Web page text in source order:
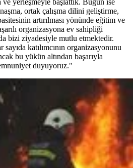
ve yerleşmeyle başlattık. Bugün ise
ortak çalışma dilini geliştirme,
artırılması yönünde eğitim ve
organizasyona ev sahipliği
bizi ziyadesiyle mutlu etmektedir.
katılımcının organizasyonunu
bu yükün altından başarıyla
duyuyoruz."